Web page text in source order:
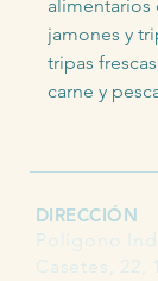
alimentarios
jamones y
tripas
carne y
DIRECCIÓN
Polígono
Casetes, 22,